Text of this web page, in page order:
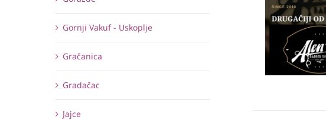
Gornji Vakuf - Uskoplje
Gračanica
Gradačac
Jajce